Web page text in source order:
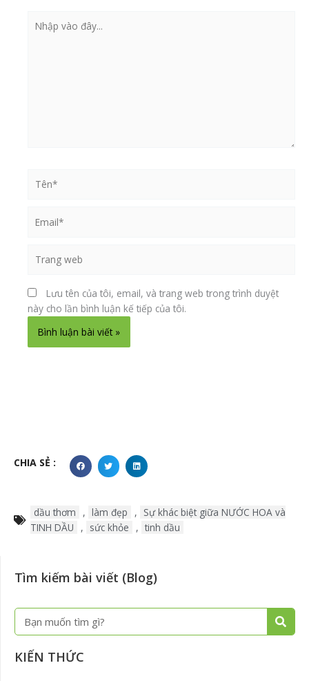
vào
web
Lưu tên của tôi, email, và trang web trong trình duyệt
này cho lần bình luận kế tiếp của tôi.
CHIA SẺ :
dầu thơm , làm đẹp , Sự khác biệt giữa NƯỚC HOA và
TINH DẦU
, sức khỏe , tinh dầu
Tìm kiếm bài viết (Blog)
Tìm
kiếm
KIẾN THỨC